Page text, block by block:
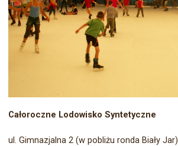
Całoroczne Lodowisko Syntetyczne
ul. Gimnazjalna 2 (w pobliżu ronda Biały Jar)